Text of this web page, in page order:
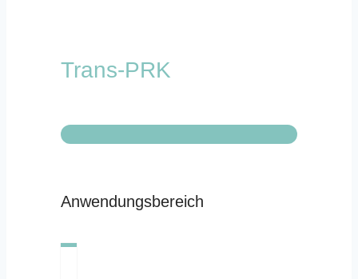
Trans-PRK
Anwendungsbereich